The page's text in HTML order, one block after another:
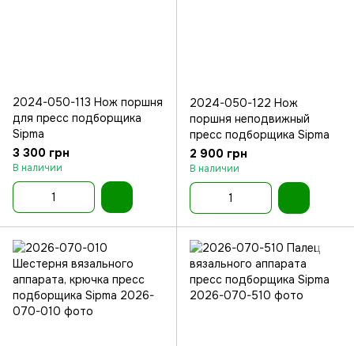
2024-050-113 Нож поршня
для пресс подборщика
Sipma
3 300 грн
В наличии
2024-050-122 Нож
поршня неподвижный
пресс подборщика Sipma
2 900 грн
В наличии